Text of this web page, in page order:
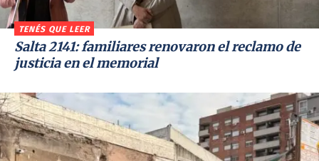
TENÉS QUE LEER
Salta 2141: familiares renovaron el reclamo de
justicia en el memorial